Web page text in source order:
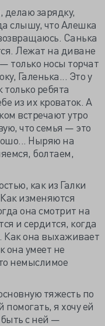
зарядку,
слышу, что Алешка
Санька
Лежат на диване
носы торчат
Галенька... Это у
ребята
из их кроваток. А
встречают утро
что семья — это
Ныряю на
болтаем,
как из Галки
изменяются
она смотрит на
и сердится, когда
Как она выхаживает
она умеет не
немыслимое
тяжесть по
я хочу ей
быть с ней —